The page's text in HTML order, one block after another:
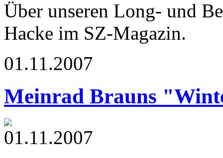
Über unseren Long- und
Hacke im SZ-Magazin.
01.11.2007
Meinrad Brauns
01.11.2007